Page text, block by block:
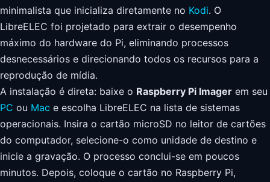
minimalista que inicializa diretamente no Kodi. O
LibreELEC foi projetado para extrair o desempenho
máximo do hardware do Pi, eliminando processos
desnecessários e direcionando todos os recursos para a
reprodução de mídia.
A instalação é direta: baixe o Raspberry Pi Imager em seu
PC ou Mac e escolha LibreELEC na lista de sistemas
operacionais. Insira o cartão microSD no leitor de cartões
do computador, selecione-o como unidade de destino e
inicie a gravação. O processo conclui-se em poucos
minutos. Depois, coloque o cartão no Raspberry Pi,